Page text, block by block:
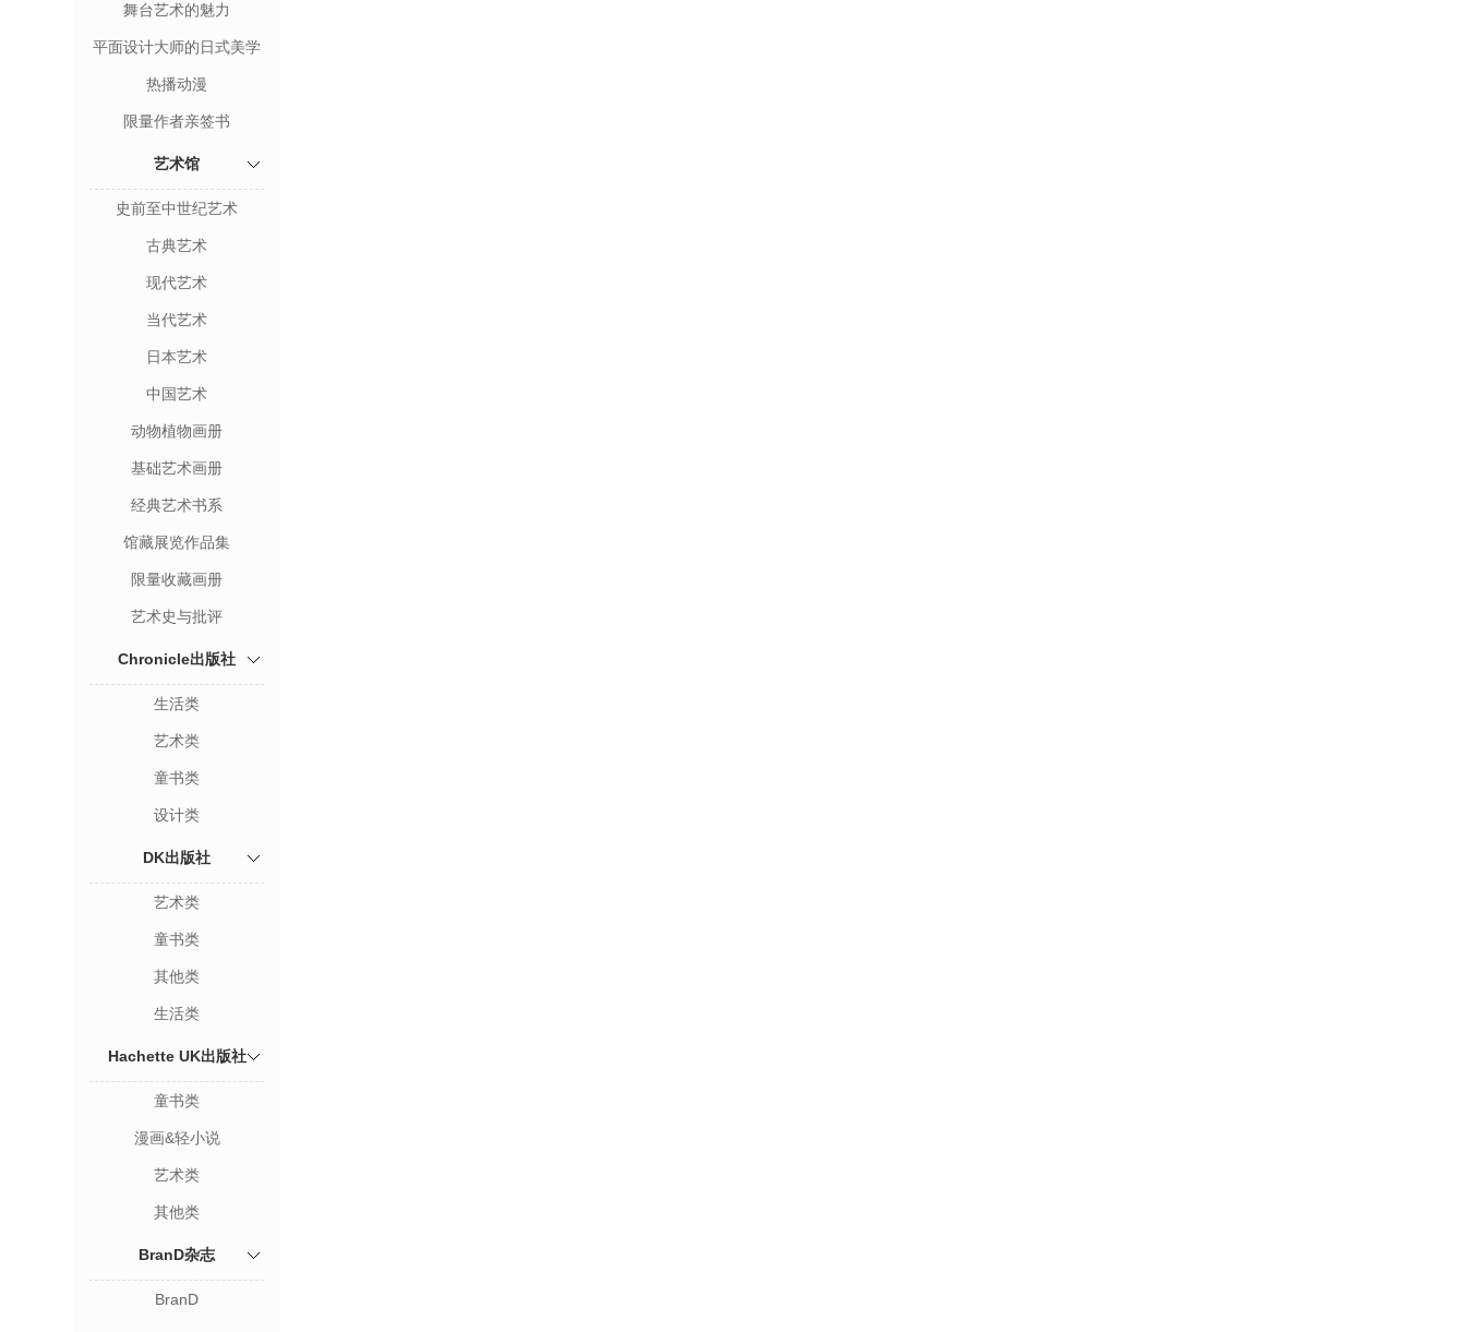
舞台艺术的魅力
平面设计大师的日式美学
热播动漫
限量作者亲签书
艺术馆
史前至中世纪艺术
古典艺术
现代艺术
当代艺术
日本艺术
中国艺术
动物植物画册
基础艺术画册
经典艺术书系
馆藏展览作品集
限量收藏画册
艺术史与批评
Chronicle出版社
生活类
艺术类
童书类
设计类
DK出版社
艺术类
童书类
其他类
生活类
Hachette UK出版社
童书类
漫画&轻小说
艺术类
其他类
BranD杂志
BranD